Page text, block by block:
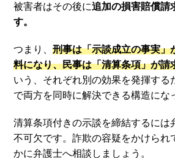
被害者はその後に追加の損害賠償請
す。
つまり、刑事は「示談成立の事実」
料になり、民事は「清算条項」が請
いう、それぞれ別の効果を発揮する
で両方を同時に解決できる構造にな
清算条項付きの示談を締結するには
不可欠です。詐欺の容疑をかけられ
かに弁護士へ相談しましょう。